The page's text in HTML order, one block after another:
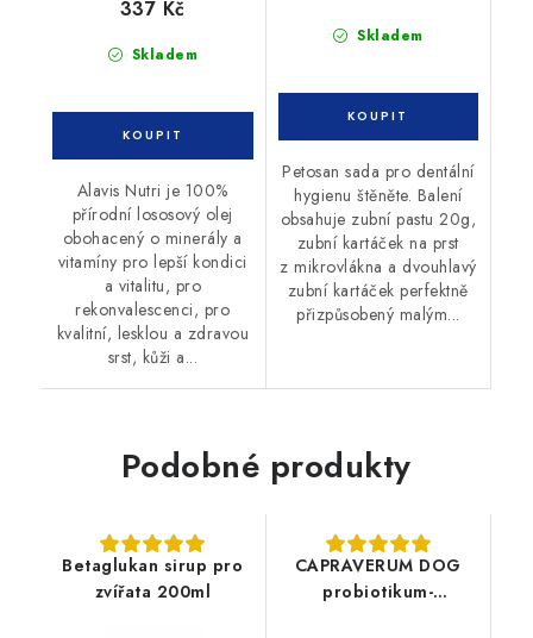
Skladem
337 Kč
Alavis Nutri je 100%
přírodní lososový olej
obohacený o minerály a
vitamíny pro lepší kondici
a vitalitu, pro
rekonvalescenci, pro
kvalitní, lesklou a zdravou
srst, kůži a...
Skladem
Petosan sada pro dentální
hygienu štěněte. Balení
obsahuje zubní pastu 20g,
zubní kartáček na prst
z mikrovlákna a dvouhlavý
zubní kartáček perfektně
přizpůsobený malým...
Podobné produkty
Betaglukan sirup pro
zvířata 200ml
CAPRAVERUM DOG
probiotikum-